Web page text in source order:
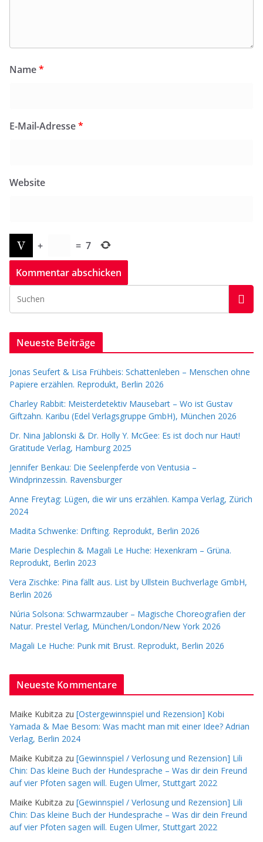
Name*
E-Mail-Adresse*
Website
+ = 7
Neueste Beiträge
Jonas Seufert & Lisa Frühbeis: Schattenleben – Menschen ohne
Papiere erzählen. Reprodukt, Berlin 2026
Charley Rabbit: Meisterdetektiv Mausebart – Wo ist Gustav
Giftzahn. Karibu (Edel Verlagsgruppe GmbH), München 2026
Dr. Nina Jablonski & Dr. Holly Y. McGee: Es ist doch nur Haut!
Gratitude Verlag, Hamburg 2025
Jennifer Benkau: Die Seelenpferde von Ventusia –
Windprinzessin. Ravensburger
Anne Freytag: Lügen, die wir uns erzählen. Kampa Verlag, Zürich
2024
Madita Schwenke: Drifting. Reprodukt, Berlin 2026
Marie Desplechin & Magali Le Huche: Hexenkram – Grüna.
Reprodukt, Berlin 2023
Vera Zischke: Pina fällt aus. List by Ullstein Buchverlage GmbH,
Berlin 2026
Núria Solsona: Schwarmzauber – Magische Choreografien der
Natur. Prestel Verlag, München/London/New York 2026
Magali Le Huche: Punk mit Brust. Reprodukt, Berlin 2026
Neueste Kommentare
Maike Kubitza zu [Ostergewinnspiel und Rezension] Kobi
Yamada & Mae Besom: Was macht man mit einer Idee? Adrian
Verlag, Berlin 2024
Maike Kubitza zu [Gewinnspiel / Verlosung und Rezension] Lili
Chin: Das kleine Buch der Hundesprache – Was dir dein Freund
auf vier Pfoten sagen will. Eugen Ulmer, Stuttgart 2022
Maike Kubitza zu [Gewinnspiel / Verlosung und Rezension] Lili
Chin: Das kleine Buch der Hundesprache – Was dir dein Freund
auf vier Pfoten sagen will. Eugen Ulmer, Stuttgart 2022